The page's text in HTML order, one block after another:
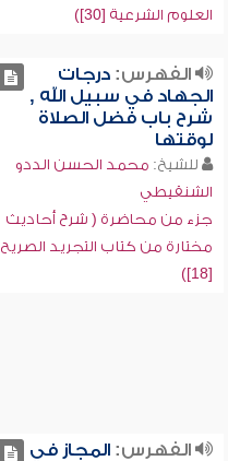
العلوم الشرعية [30])
الفهرس:درجات
الجهاد في سبيل الله ,
شرح باب فضل الصلاة
لوقتها
للشيخ: محمد الحسن الددو
الشنقيطي
جزء من محاضرة ( شرح أحاديث
مختارة من كتاب التجريد الصريح
[18])
الفهرس:المجاز في